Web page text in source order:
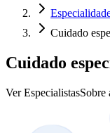
Cuidado
Cuidado
Ver EspecialistasSobre